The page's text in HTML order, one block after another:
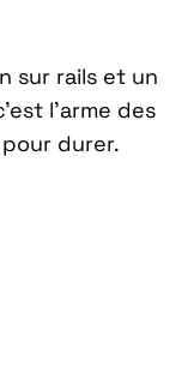
sur rails et un
l’arme des
durer.